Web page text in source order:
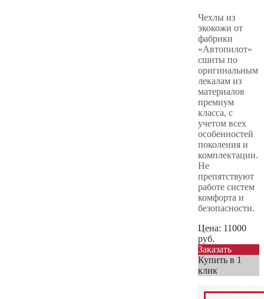
Чехлы из
экокожи от
фабрики
«Автопилот»
сшиты по
оригинальным
лекалам из
материалов
премиум
класса, с
учетом всех
особенностей
поколения и
комплектации.
Не
препятствуют
работе систем
комфорта и
безопасности.
Цена: 11000
руб.
Заказать
Купить в 1
клик